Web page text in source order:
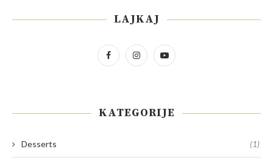
LAJKAJ
KATEGORIJE
Desserts (1)